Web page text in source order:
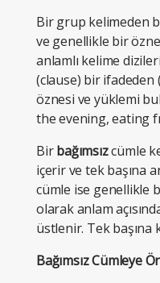
Bir grup kelimeden
ve genellikle bir
anlamlı kelime
(clause) bir
öznesi ve yüklemi
the evening, eating
Birbağımsızcümle
içerir ve tek başına
cümle ise genellikle
olarak anlam
üstlenir. Tek başına
Bağımsız Cümleye